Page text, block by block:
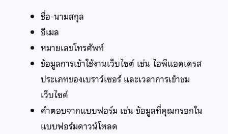
ชื่อ-นามสกุล
อีเมล
หมายเลขโทรศัพท์
ข้อมูลการเข้าใช้งานเว็บไซต์ เช่น ไอพีแอดเดรส
ประเภทของเบราว์เซอร์ และเวลาการเข้าชม
เว็บไซต์
คำตอบจากแบบฟอร์ม เช่น ข้อมูลที่คุณกรอกใน
แบบฟอร์มดาวน์โหลด